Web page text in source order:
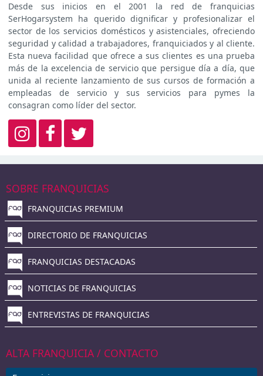
Desde sus inicios en el 2001 la red de franquicias
SerHogarsystem ha querido dignificar y profesionalizar el
sector de los servicios domésticos y asistenciales, ofreciendo
seguridad y calidad a trabajadores, franquiciados y al cliente.
Esta nueva facilidad que ofrece a sus clientes es una prueba
más de la excelencia de servicio que persigue día a día, que
unida al reciente lanzamiento de sus cursos de formación a
empleadas de servicio y sus servicios para pymes la
consagran como líder del sector.
SOBRE FRANQUICIAS
FRANQUICIAS PREMIUM
DIRECTORIO DE FRANQUICIAS
FRANQUICIAS DESTACADAS
NOTICIAS DE FRANQUICIAS
ENTREVISTAS DE FRANQUICIAS
ALTA FRANQUICIA / CONTACTO